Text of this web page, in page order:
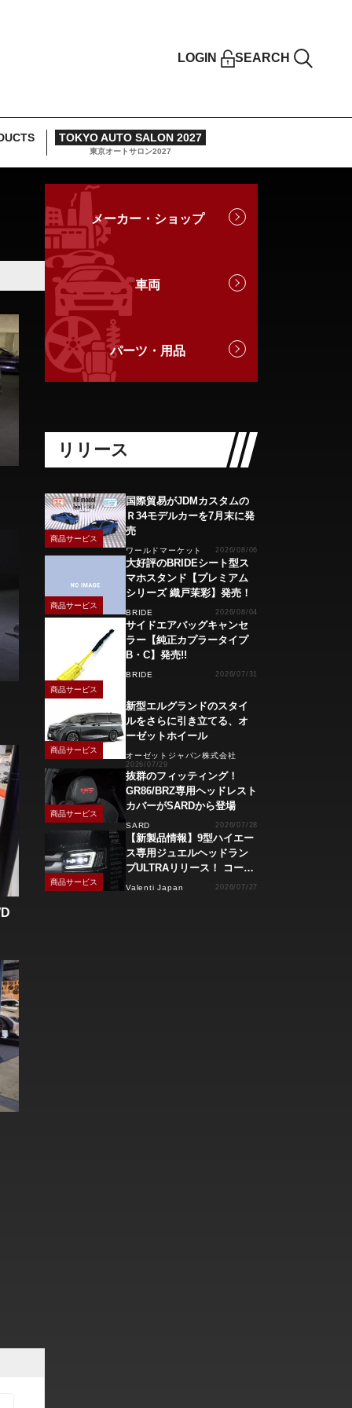
LOGIN SEARCH
TOKYO AUTO SALON 2027
東京オートサロン2027
メーカー・ショップ
車両
パーツ・用品
リリース
商品サービス
国際貿易がJDMカスタムの
Ｒ34モデルカーを7月末に発
売
ワールドマーケット 2026/08/06
商品サービス
大好評のBRIDEシート型ス
マホスタンド【プレミアム
シリーズ 織戸茉彩】発売！
BRIDE 2026/08/04
商品サービス
サイドエアバッグキャンセ
ラー【純正カプラータイプ
B・C】発売!!
BRIDE 2026/07/31
商品サービス
新型エルグランドのスタイ
ルをさらに引き立てる、オ
ーゼットホイール
オーゼットジャパン株式会社
2026/07/29
商品サービス
抜群のフィッティング！
GR86/BRZ専用ヘッドレスト
カバーがSARDから登場
SARD 2026/07/28
商品サービス
【新製品情報】9型ハイエー
ス専用ジュエルヘッドラン
プULTRAリリース！ コーナ
ーリングランプ、キーレス
Valenti Japan 2026/07/27